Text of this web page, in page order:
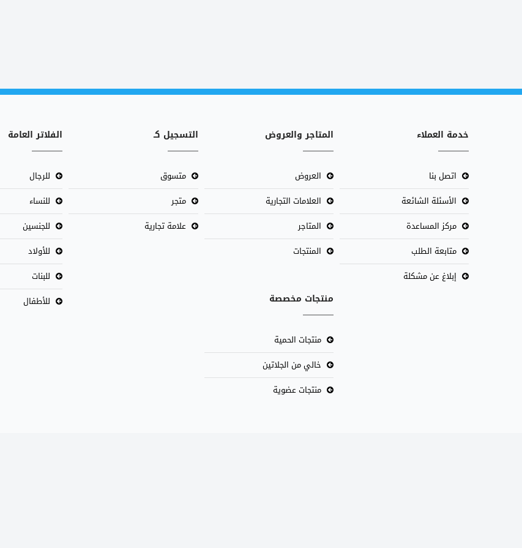
خدمة العملاء
اتصل بنا
الأسئلة الشائعة
مركز المساعدة
متابعة الطلب
إبلاغ عن مشكلة
المتاجر والعروض
العروض
العلامات التجارية
المتاجر
المنتجات
منتجات مخصصة
منتجات الحمية
خالي من الجلاتين
منتجات عضوية
التسجيل كـ
متسوق
متجر
علامة تجارية
الفلاتر العامة
للرجال
للنساء
للجنسين
للأولاد
للبنات
للأطفال